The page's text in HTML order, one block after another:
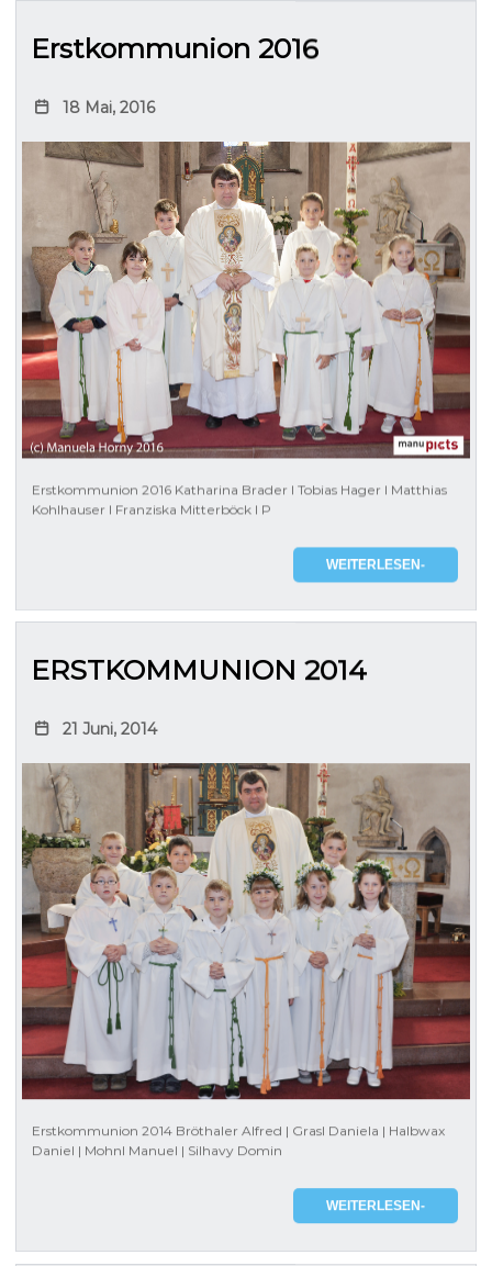
Erstkommunion 2016
18 Mai, 2016
Erstkommunion 2016 Katharina Brader I Tobias Hager I Matthias
Kohlhauser I Franziska Mitterböck I P
WEITERLESEN-
ERSTKOMMUNION 2014
21 Juni, 2014
Erstkommunion 2014 Bröthaler Alfred | Grasl Daniela | Halbwax
Daniel | Mohnl Manuel | Silhavy Domin
WEITERLESEN-